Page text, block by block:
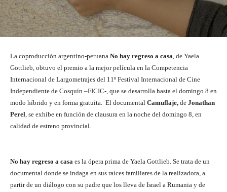
La coproducción argentino-peruana No hay regreso a casa, de Yaela
Gottlieb, obtuvo el premio a la mejor película en la Competencia
Internacional de Largometrajes del 11º Festival Internacional de Cine
Independiente de Cosquín –FICIC-, que se desarrolla hasta el domingo 8 en
modo híbrido y en forma gratuita. El documental Camuflaje, de Jonathan
Perel, se exhibe en función de clausura en la noche del domingo 8, en
calidad de estreno provincial.
No hay regreso a casa es la ópera prima de Yaela Gottlieb. Se trata de un
documental donde se indaga en sus raíces familiares de la realizadora, a
partir de un diálogo con su padre que los lleva de Israel a Rumania y de